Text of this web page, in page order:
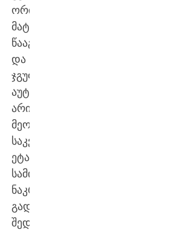
ორივე
მატჩი
წააგო
და
ჯგუფის
აუტსაიდერები
არიან.
მეორე
საკვალიფიკაციო
ეტაპზე
სამი
ნაკრები
გადის.
შედეგად,